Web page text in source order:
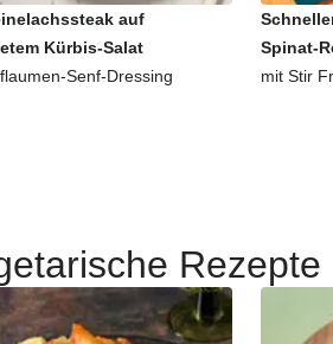
auf
Kürbis-Salat
Senf-Dressing
Spinat-
mit Stir
Rezepte